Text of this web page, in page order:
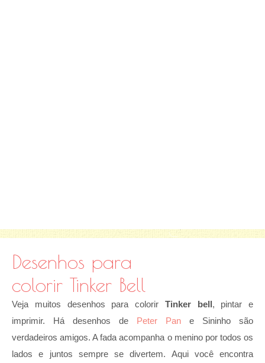
Desenhos para
colorir Tinker Bell
Veja muitos desenhos para colorir Tinker bell, pintar e
imprimir. Há desenhos de Peter Pan e Sininho são
verdadeiros amigos. A fada acompanha o menino por todos os
lados e juntos sempre se divertem. Aqui você encontra